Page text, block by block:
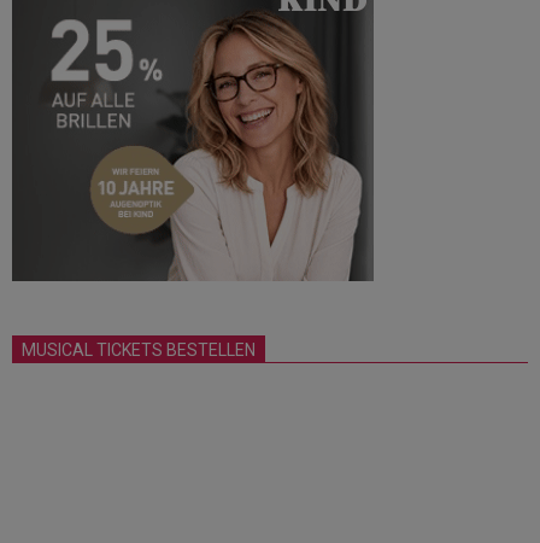
MUSICAL TICKETS BESTELLEN